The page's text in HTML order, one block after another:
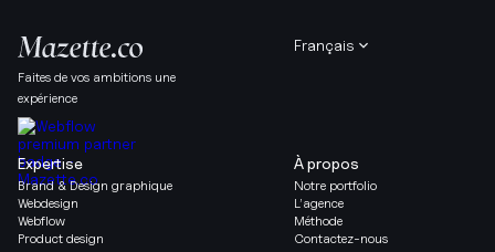
Faites de vos ambitions une
expérience
Français
À propos
Notre portfolio
L’agence
Méthode
Contactez-nous
Expertise
Brand & Design graphique
Webdesign
Webflow
Product design